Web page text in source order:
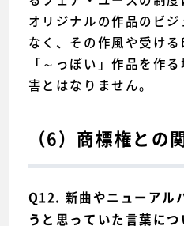
オリジナルの作品のビ
なく、その作風や受け
「～っぽい」作品を作
害とはなりません。
（6）商標権との
Q12. 新曲やニューアル
うと思っていた言葉に